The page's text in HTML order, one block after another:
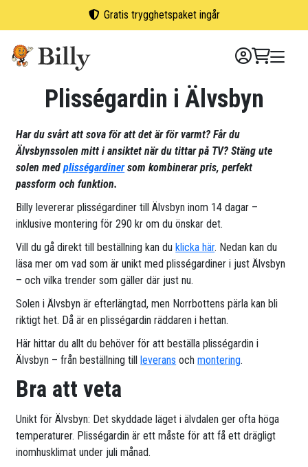
Gratis trygghetspaket ingår
Plisségardin i Älvsbyn
Har du svårt att sova för att det är för varmt? Får du
Älvsbynssolen mitt i ansiktet när du tittar på TV? Stäng ute
solen medplisségardinersom kombinerar pris, perfekt
passform och funktion.
Billy levererar plisségardiner till Älvsbyn inom 14 dagar –
inklusive montering för 290 kr om du önskar det.
Vill du gå direkt till beställning kan duklicka här. Nedan kan du
läsa mer om vad som är unikt med plisségardiner i just Älvsbyn
– och vilka trender som gäller där just nu.
Solen i Älvsbyn är efterlängtad, men Norrbottens pärla kan bli
riktigt het. Då är en plisségardin räddaren i hettan.
Här hittar du allt du behöver för att beställa plisségardin i
Älvsbyn – från beställning tillleverans ochmontering.
Bra att veta
Unikt för Älvsbyn: Det skyddade läget i älvdalen ger ofta höga
temperaturer. Plisségardin är ett måste för att få ett drägligt
inomhusklimat under juli månad.